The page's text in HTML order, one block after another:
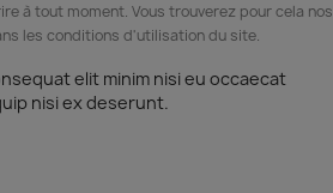
à tout moment. Vous trouverez pour cela nos
les conditions d'utilisation du site.
elit minim nisi eu occaecat
nisi ex deserunt.